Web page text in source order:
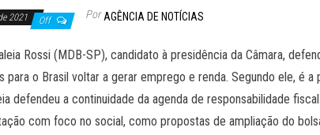
2021 Off Por AGÊNCIA DE NOTÍCIAS
Rossi (MDB-SP), candidato à presidência da Câmara,
para o Brasil voltar a gerar emprego e renda. Segundo ele, é
defendeu a continuidade da agenda de responsabilidade
com foco no social, como propostas de ampliação do